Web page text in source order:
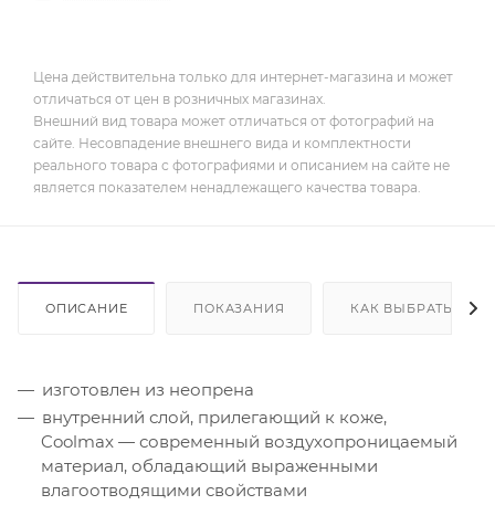
Цена действительна только для интернет-магазина и может
отличаться от цен в розничных магазинах.
Внешний вид товара может отличаться от фотографий на
сайте. Несовпадение внешнего вида и комплектности
реального товара с фотографиями и описанием на сайте не
является показателем ненадлежащего качества товара.
ОПИСАНИЕ ПОКАЗАНИЯ КАК ВЫБРАТЬ
изготовлен из неопрена
внутренний слой, прилегающий к коже,
Coolmax — современный воздухопроницаемый
материал, обладающий выраженными
влагоотводящими свойствами